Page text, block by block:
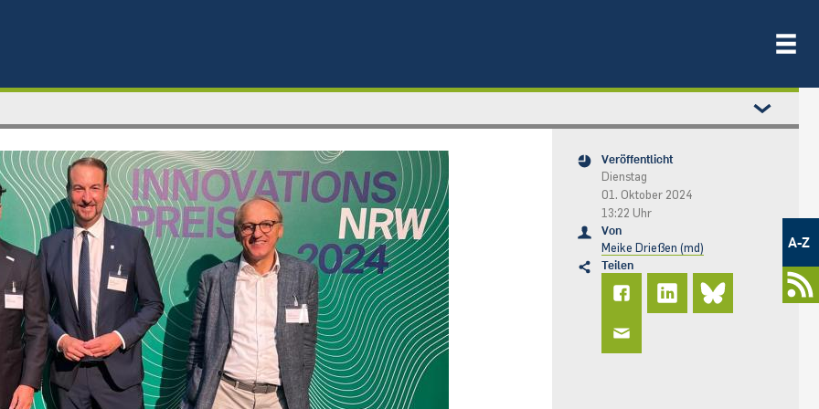
Metamenü
A-Z
Veröffentlicht
Dienstag
01. Oktober 2024
13:22 Uhr
Von
Meike Drießen (md)
Teilen